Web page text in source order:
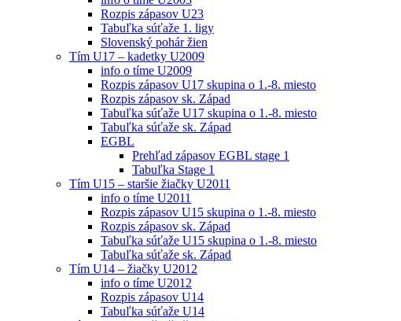
Rozpis zápasov U23
Tabuľka súťaže 1. ligy
Slovenský pohár žien
Tím U17 – kadetky U2009
info o tíme U2009
Rozpis zápasov U17 skupina o 1.-8. miesto
Rozpis zápasov sk. Západ
Tabuľka súťaže U17 skupina o 1.-8. miesto
Tabuľka súťaže sk. Západ
EGBL
Prehľad zápasov EGBL stage 1
Tabuľka Stage 1
Tím U15 – staršie žiačky U2011
info o tíme U2011
Rozpis zápasov U15 skupina o 1.-8. miesto
Rozpis zápasov sk. Západ
Tabuľka súťaže U15 skupina o 1.-8. miesto
Tabuľka súťaže sk. Západ
Tím U14 – žiačky U2012
info o tíme U2012
Rozpis zápasov U14
Tabuľka súťaže U14